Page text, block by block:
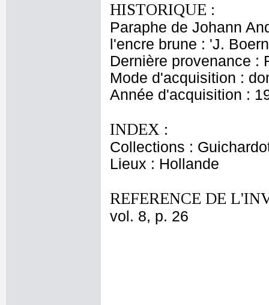
HISTORIQUE :
Paraphe de Johann
l'encre brune : 'J.
Dernière provenance :
Mode d'acquisition :
Année d'acquisition :
INDEX :
Collections :
Lieux : Hollande
REFERENCE DE
vol. 8, p. 26